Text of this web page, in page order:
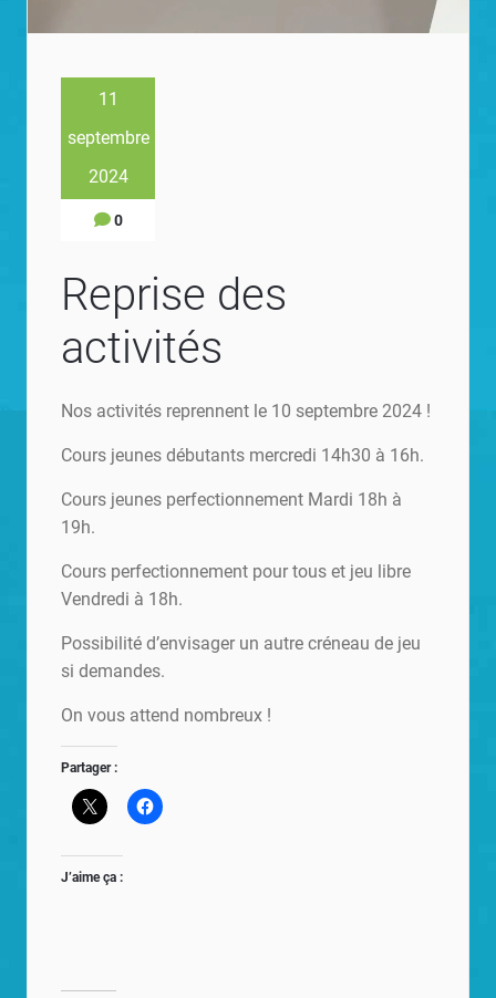
11
septembre
2024
0
Reprise des
activités
Nos activités reprennent le 10 septembre 2024 !
Cours jeunes débutants mercredi 14h30 à 16h.
Cours jeunes perfectionnement Mardi 18h à
19h.
Cours perfectionnement pour tous et jeu libre
Vendredi à 18h.
Possibilité d’envisager un autre créneau de jeu
si demandes.
On vous attend nombreux !
Partager :
J’aime ça :